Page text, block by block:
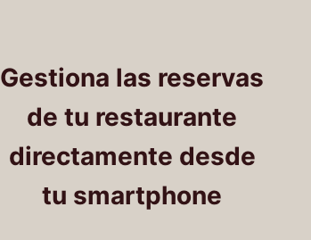
Gestiona las reservas
de tu restaurante
directamente desde
tu smartphone